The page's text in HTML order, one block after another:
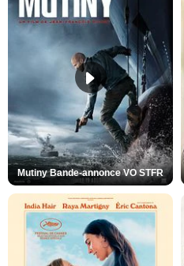
Mutiny Bande-annonce VO STFR